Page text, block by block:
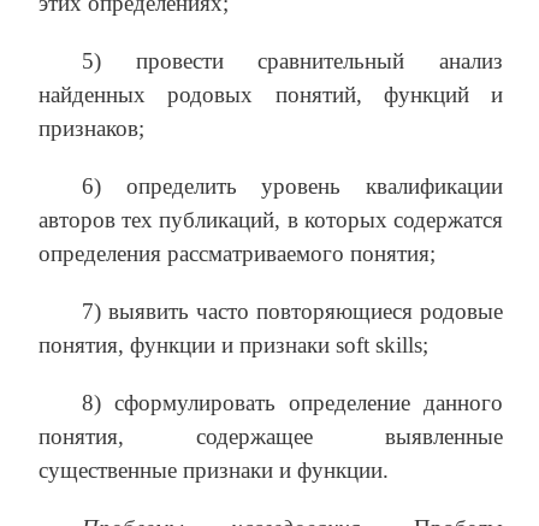
5) провести сравнительный анализ
найденных родовых понятий, функций и
признаков;
6) определить уровень квалификации
авторов тех публикаций, в которых содержатся
определения рассматриваемого понятия;
7) выявить часто повторяющиеся родовые
понятия, функции и признаки soft skills;
8) сформулировать определение данного
понятия, содержащее выявленные
существенные признаки и функции.